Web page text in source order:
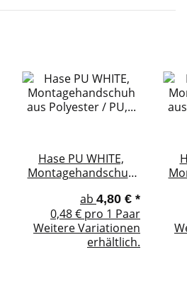
Hase PU WHITE,
Montagehandschuh
Größe 6-11, Kat. II, EN
388
ab 4,80 € *
0,48 € pro 1 Paar
Weitere Variationen
erhältlich.